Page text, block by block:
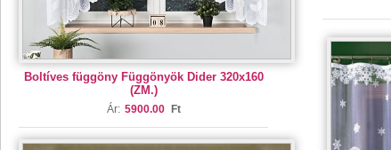
Boltíves függöny Függönyök Dider 320x160
(ZM.)
Ár: 5900.00 Ft